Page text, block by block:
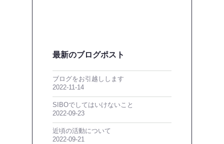
最新のブログポスト
ブログをお引越しします
2022-11-14
SIBOでしてはいけないこと
2022-09-23
近頃の活動について
2022-09-21